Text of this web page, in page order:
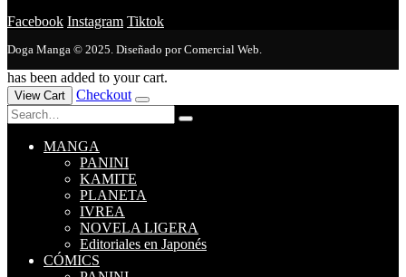
Facebook Instagram Tiktok
Doga Manga © 2025. Diseñado por Comercial Web.
has been added to your cart.
View Cart Checkout
MANGA
PANINI
KAMITE
PLANETA
IVREA
NOVELA LIGERA
Editoriales en Japonés
CÓMICS